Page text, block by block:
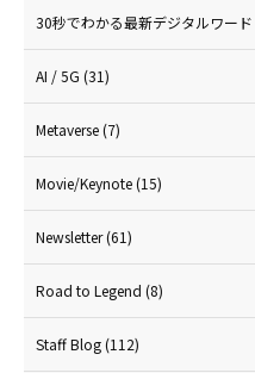
30秒でわかる最新デジタルワード
AI / 5G (31)
Metaverse(7)
Movie/Keynote(15)
Newsletter(61)
Road to Legend (8)
Staff Blog(112)